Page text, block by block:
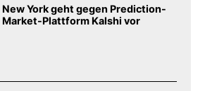
New York geht gegen Prediction-
Market-Plattform Kalshi vor